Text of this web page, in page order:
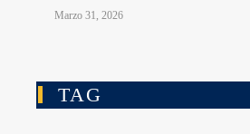
Marzo 31, 2026
TAG